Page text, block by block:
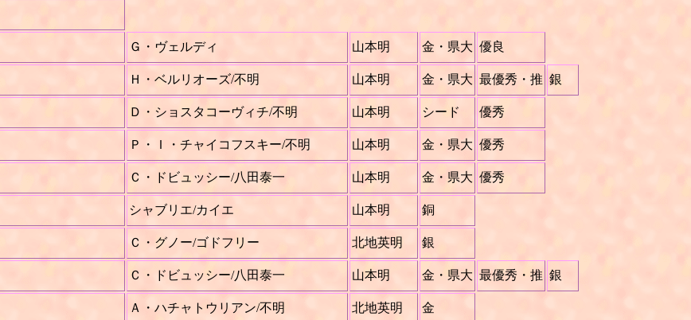
Ｇ・ヴェルディ 山本明 金・県大 優良
Ｈ・ベルリオーズ/不明 山本明 金・県大 最優秀・推 銀
Ｄ・ショスタコーヴィチ/不明 山本明 シード 優秀
Ｐ・Ｉ・チャイコフスキー/不明 山本明 金・県大 優秀
Ｃ・ドビュッシー/八田泰一 山本明 金・県大 優秀
シャブリエ/カイエ 山本明 銅
Ｃ・グノー/ゴドフリー 北地英明 銀
Ｃ・ドビュッシー/八田泰一 山本明 金・県大 最優秀・推 銀
Ａ・ハチャトウリアン/不明 北地英明 金